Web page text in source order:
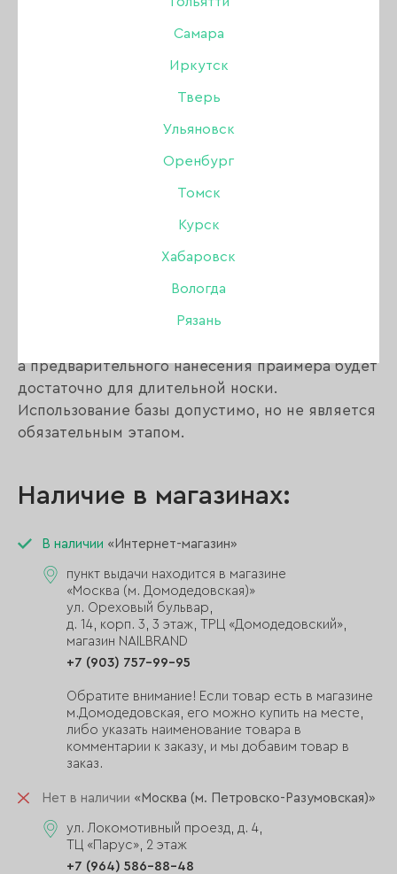
Самара
Иркутск
Тверь
Ульяновск
Оренбург
Томск
Курск
Хабаровск
Вологда
Рязань
пластину, наращивать на типсах, моделировать
выстраивать архитектуру. Работа с акрил гелем
нанесения базы не требует, он отлично
а предварительного нанесения праймера будет
достаточно для длительной носки.
Использование базы допустимо, но не является
обязательным этапом.
Наличие в магазинах:
В наличии «Интернет-магазин»
пункт выдачи находится в магазине
«Москва (м. Домодедовская)»
ул. Ореховый бульвар,
д. 14, корп. 3, 3 этаж, ТРЦ «Домодедовский»,
магазин NAILBRAND
+7 (903) 757-99-95
Обратите внимание! Если товар есть в магазине
м.Домодедовская, его можно купить на месте,
либо указать наименование товара в
комментарии к заказу, и мы добавим товар в
заказ.
Нет в наличии «Москва (м. Петровско-Разумовская)»
ул. Локомотивный проезд, д. 4,
ТЦ «Парус», 2 этаж
+7 (964) 586-88-48